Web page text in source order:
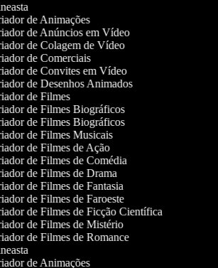
de Animações
de Anúncios em Vídeo
de Colagem de Vídeo
de Comerciais
de Convites em Vídeo
de Desenhos Animados
de Filmes
de Filmes Biográficos
de Filmes Biográficos
de Filmes Musicais
de Filmes de Ação
de Filmes de Comédia
de Filmes de Drama
de Filmes de Fantasia
de Filmes de Faroeste
de Filmes de Ficção Científica
de Filmes de Mistério
de Filmes de Romance
de Animações